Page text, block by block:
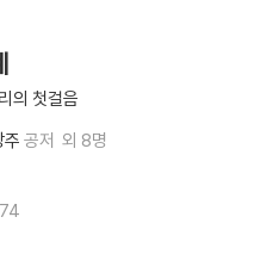
의 첫걸음
주 공저 외 8명